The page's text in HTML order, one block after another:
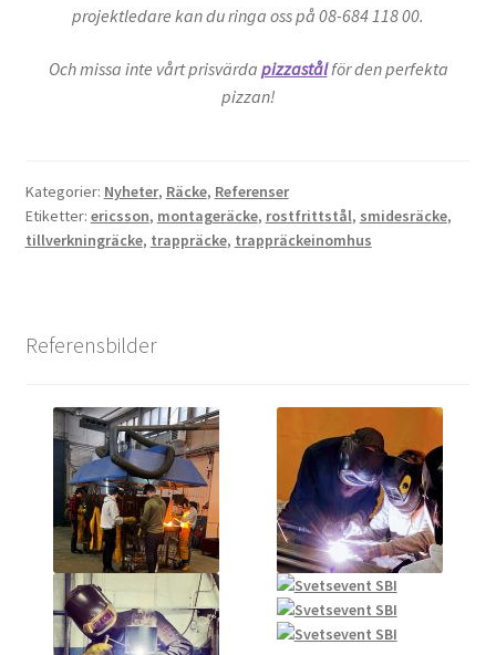
projektledare kan du ringa oss på 08-684 118 00.
Och missa inte vårt prisvärda pizzastål för den perfekta
pizzan!
Kategorier: Nyheter, Räcke, Referenser
Etiketter: ericsson, montageräcke, rostfrittstål, smidesräcke,
tillverkningräcke, trappräcke, trappräckeinomhus
Referensbilder